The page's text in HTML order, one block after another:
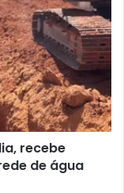
recebe
de água